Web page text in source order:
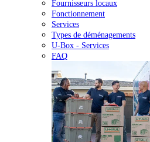
Fournisseurs locaux
Fonctionnement
Services
Types de déménagements
U-Box - Services
FAQ